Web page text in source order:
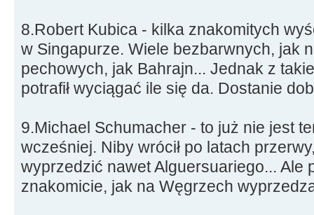
8.Robert Kubica - kilka znakomitych
w Singapurze. Wiele bezbarwnych, jak
pechowych, jak Bahrajn... Jednak z
potrafił wyciągać ile się da. Dostanie
9.Michael Schumacher - to już nie jest
wcześniej. Niby wrócił po latach
wyprzedzić nawet Alguersuariego... Ale
znakomicie, jak na Węgrzech